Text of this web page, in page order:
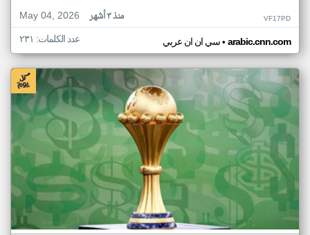
May 04, 2026
منذ ٣ أشهر VF17PD
سي ان ان عربي• arabic.cnn.com عدد الكلمات: ٢٣١